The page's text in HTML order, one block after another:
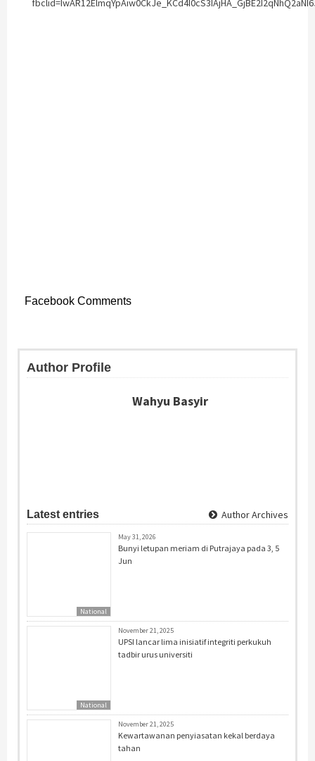
Facebook Comments
Author Profile
Wahyu Basyir
Latest entries Author Archives
National
May 31, 2026
Bunyi letupan meriam di Putrajaya pada 3, 5
Jun
National
November 21, 2025
UPSI lancar lima inisiatif integriti perkukuh
tadbir urus universiti
November 21, 2025
Kewartawanan penyiasatan kekal berdaya
tahan